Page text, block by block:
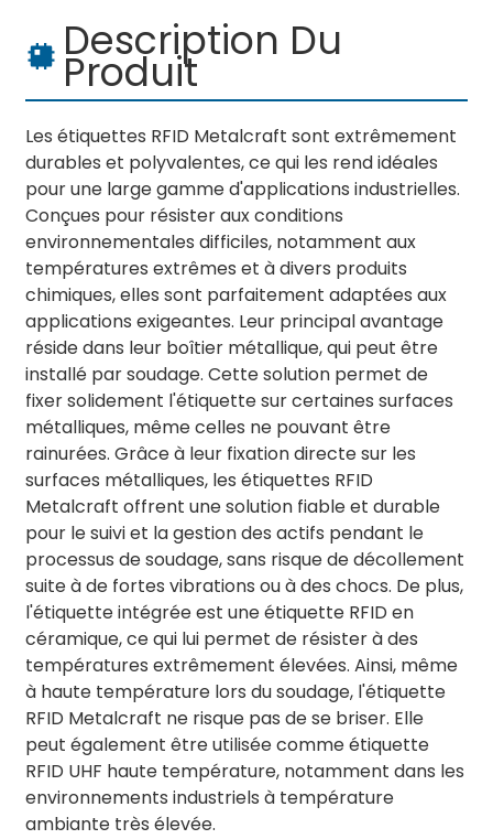
Description Du
Produit
Les étiquettes RFID Metalcraft sont extrêmement
durables et polyvalentes, ce qui les rend idéales
pour une large gamme d'applications industrielles.
Conçues pour résister aux conditions
environnementales difficiles, notamment aux
températures extrêmes et à divers produits
chimiques, elles sont parfaitement adaptées aux
applications exigeantes. Leur principal avantage
réside dans leur boîtier métallique, qui peut être
installé par soudage. Cette solution permet de
fixer solidement l'étiquette sur certaines surfaces
métalliques, même celles ne pouvant être
rainurées. Grâce à leur fixation directe sur les
surfaces métalliques, les étiquettes RFID
Metalcraft offrent une solution fiable et durable
pour le suivi et la gestion des actifs pendant le
processus de soudage, sans risque de décollement
suite à de fortes vibrations ou à des chocs. De plus,
l'étiquette intégrée est une étiquette RFID en
céramique, ce qui lui permet de résister à des
températures extrêmement élevées. Ainsi, même
à haute température lors du soudage, l'étiquette
RFID Metalcraft ne risque pas de se briser. Elle
peut également être utilisée comme étiquette
RFID UHF haute température, notamment dans les
environnements industriels à température
ambiante très élevée.